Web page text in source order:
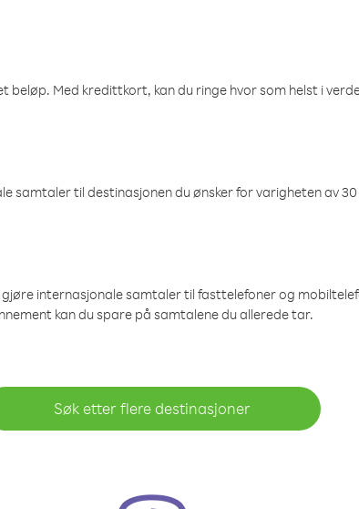
Med kredittkort, kan du ringe hvor som helst i
til destinasjonen du ønsker for varigheten av
internasjonale samtaler til fasttelefoner og
kan du spare på samtalene du allerede tar.
Søk etter flere destinasjoner